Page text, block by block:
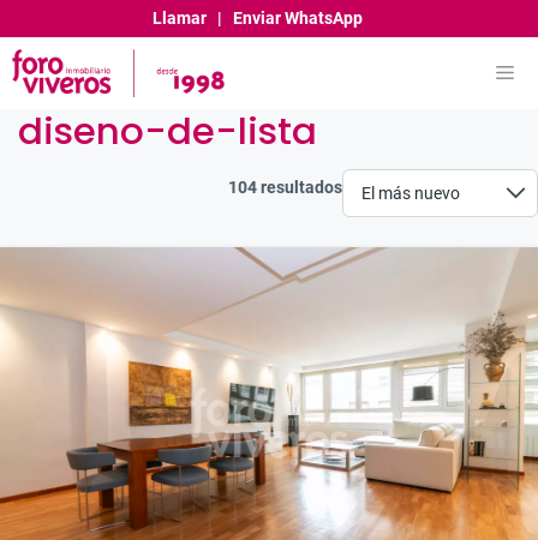
al
contenido
Llamar| Enviar WhatsApp
diseno-de-lista
104 resultados